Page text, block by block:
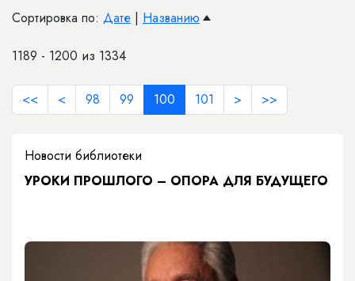
Сортировка по: Дате | Названию
1189 - 1200 из 1334
<< < 98 99 100 101 > >>
Новости библиотеки
УРОКИ ПРОШЛОГО – ОПОРА ДЛЯ БУДУЩЕГО